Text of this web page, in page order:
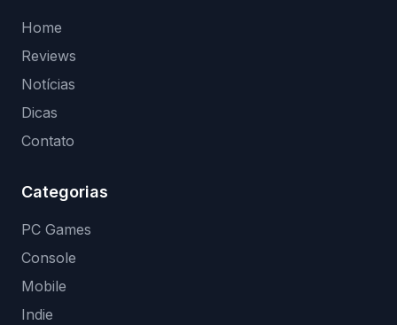
Home
Reviews
Notícias
Dicas
Contato
Categorias
PC Games
Console
Mobile
Indie